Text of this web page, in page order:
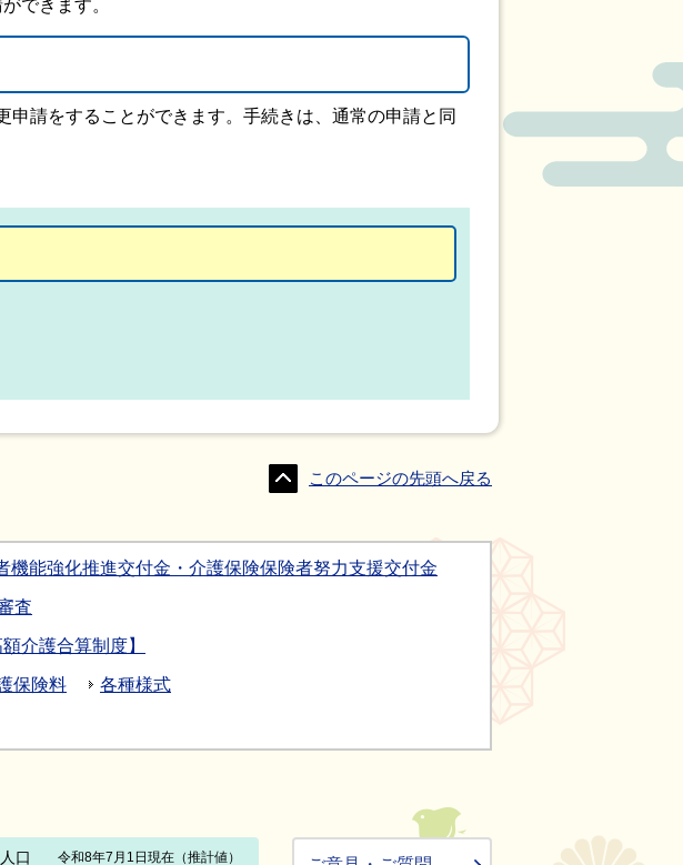
できます。
請をすることができます。手続きは、通常の申請と同
このページの先頭へ戻る
機能強化推進交付金・介護保険保険者努力支援交付金
査
介護合算制度】
保険料 各種様式